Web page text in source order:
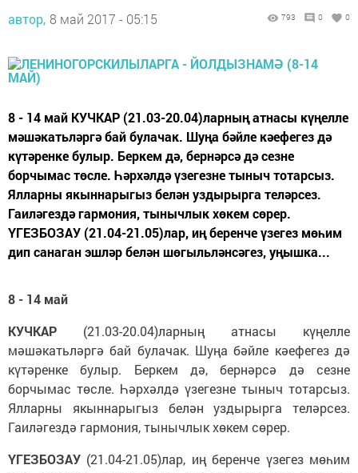
автор, 8 май 2017 - 05:15 793 0 0
8 - 14 май КУЧКАР (21.03-20.04)ларның атнасы күңелле
мәшәкатьләргә бай булачак. Шуңа бәйле кәефегез дә
күтәренке булыр. Беркем дә, бернәрсә дә сезне
борчымас төсле. Һәрхәлдә үзегезне тыныч тотарсыз.
Ялларны якыннарыгыз белән уздырырга теләрсез.
Гаиләгездә гармония, тынычлык хөкем сөрер.
ҮГЕЗБОЗАУ (21.04-21.05)лар, иң беренче үзегез мөһим
дип санаган эшләр белән шөгыльләнсәгез, уңышка...
8 - 14 май
КУЧКАР (21.03-20.04)ларның атнасы күңелле
мәшәкатьләргә бай булачак. Шуңа бәйле кәефегез дә
күтәренке булыр. Беркем дә, бернәрсә дә сезне
борчымас төсле. Һәрхәлдә үзегезне тыныч тотарсыз.
Ялларны якыннарыгыз белән уздырырга теләрсез.
Гаиләгездә гармония, тынычлык хөкем сөрер.
ҮГЕЗБОЗАУ (21.04-21.05)лар, иң беренче үзегез мөһим